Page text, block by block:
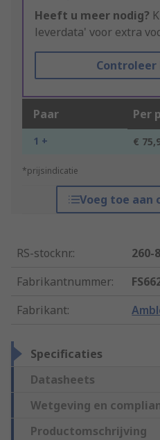
Heeft u meer nodig?
leverdata' voor extra
Paar Per
1 + €
*prijsindicatie
Voeg toe aan
RS-stocknr.:
260-
Fabrikantnummer:
Fabrikant:
Specificaties
Datasheets
Wetgeving en
Productomschrijving